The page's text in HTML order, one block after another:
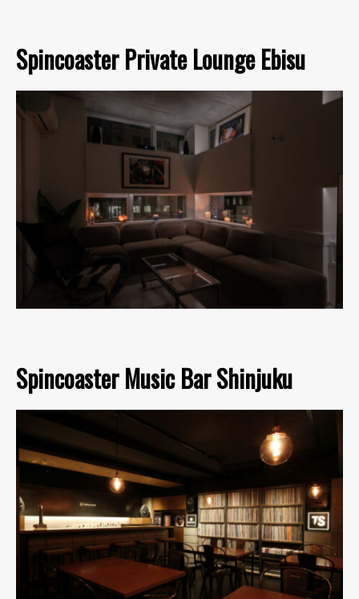
Spincoaster Private Lounge Ebisu
Spincoaster Music Bar Shinjuku